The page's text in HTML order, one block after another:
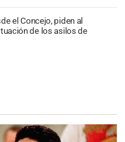
el Concejo, piden al
de los asilos de